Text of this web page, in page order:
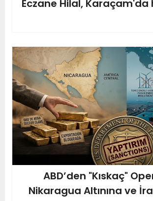
Eczane Hilal,
ABD’den "Kıskaç"
Nikaragua Altınına ve